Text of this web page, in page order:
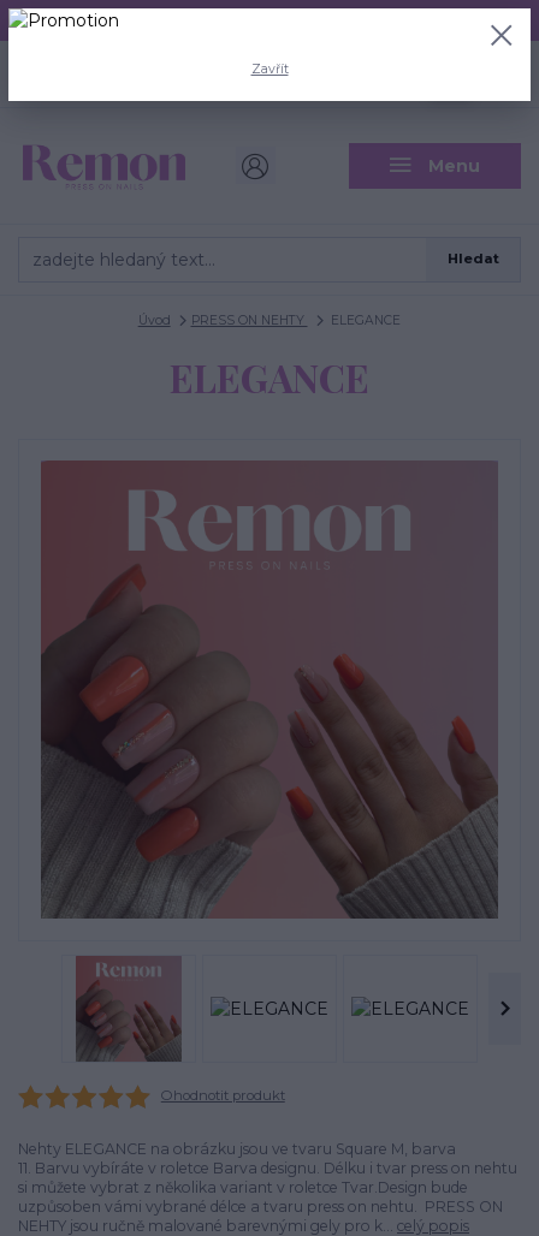
Aktuální doba odeslání je 3 - 5 pracovních dní.
Menu
CZK
Hledat
Úvod PRESS ON NEHTY ELEGANCE
ELEGANCE
Ohodnotit produkt
Nehty ELEGANCE na obrázku jsou ve tvaru Square M, barva
11. Barvu vybíráte v roletce Barva designu. Délku i tvar press on nehtu
si můžete vybrat z několika variant v roletce Tvar.Design bude
uzpůsoben vámi vybrané délce a tvaru press on nehtu. PRESS ON
NEHTY jsou ručně malované barevnými gely pro k... celý popis
Zavřít